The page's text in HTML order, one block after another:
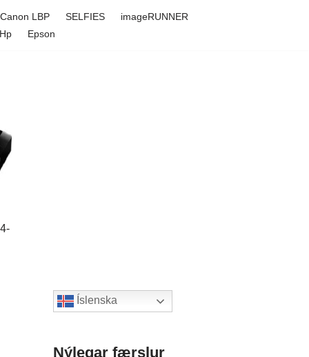
Canon LBP SELFIES
imageRUNNER
Hp Epson
Íslenska
Nýlegar færslur